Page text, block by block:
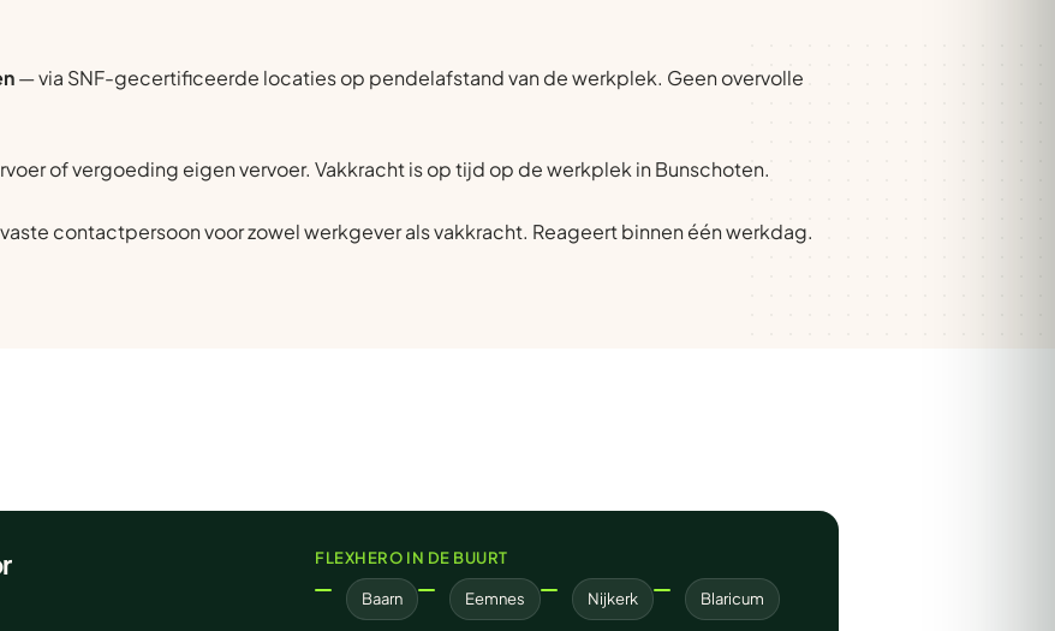
— via SNF-gecertificeerde locaties op pendelafstand van de werkplek. Geen overvolle
of vergoeding eigen vervoer. Vakkracht is op tijd op de werkplek in Bunschoten.
contactpersoon voor zowel werkgever als vakkracht. Reageert binnen één werkdag.
FLEXHERO IN DE BUURT
Baarn Eemnes Nijkerk Blaricum